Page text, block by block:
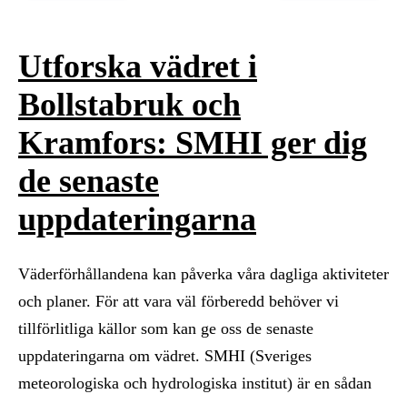
Utforska vädret i
Bollstabruk och
Kramfors: SMHI ger dig
de senaste
uppdateringarna
Väderförhållandena kan påverka våra dagliga aktiviteter
och planer. För att vara väl förberedd behöver vi
tillförlitliga källor som kan ge oss de senaste
uppdateringarna om vädret. SMHI (Sveriges
meteorologiska och hydrologiska institut) är en sådan